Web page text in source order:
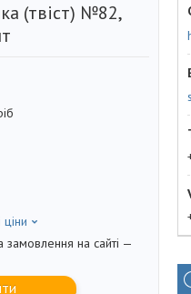
(твіст) №82,
замовлення на сайті —